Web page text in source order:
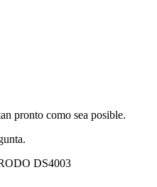
pronto como sea posible.
DS4003